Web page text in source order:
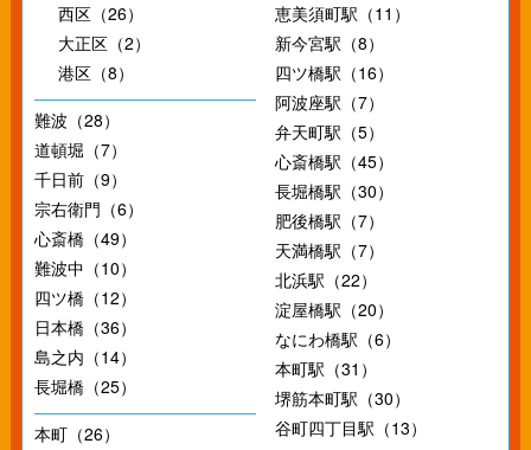
西区（26）
大正区（2）
港区（8）
難波（28）
道頓堀（7）
千日前（9）
宗右衛門（6）
心斎橋（49）
難波中（10）
四ツ橋（12）
日本橋（36）
島之内（14）
長堀橋（25）
本町（26）
恵美須町駅（11）
新今宮駅（8）
四ツ橋駅（16）
阿波座駅（7）
弁天町駅（5）
心斎橋駅（45）
長堀橋駅（30）
肥後橋駅（7）
天満橋駅（7）
北浜駅（22）
淀屋橋駅（20）
なにわ橋駅（6）
本町駅（31）
堺筋本町駅（30）
谷町四丁目駅（13）